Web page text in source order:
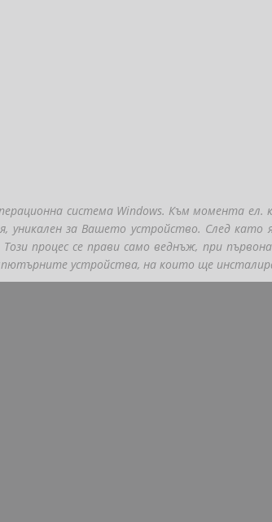
система Windows. Към момента ел.
уникален за Вашето устройство. След като
процес се прави само веднъж, при
устройства, на които ще